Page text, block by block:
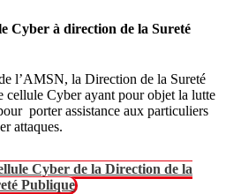
Cyber à direction de la Sureté
l’AMSN, la Direction de la Sureté
cellule Cyber ayant pour objet la lutte
porter assistance aux particuliers
attaques.
Cyber de la Direction de la
Publique